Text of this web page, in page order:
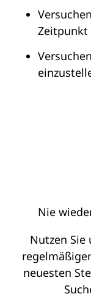
Zeitpunkt
Nie
Nutzen Sie
neuesten